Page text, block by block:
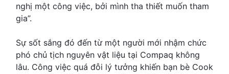
nghị một công việc, bởi mình tha thiết muốn tham
gia”.
Sự sốt sắng đó đến từ một người mới nhậm chức
phó chủ tịch nguyên vật liệu tại Compaq không
lâu. Công việc quá đỗi lý tưởng khiến bạn bè Cook